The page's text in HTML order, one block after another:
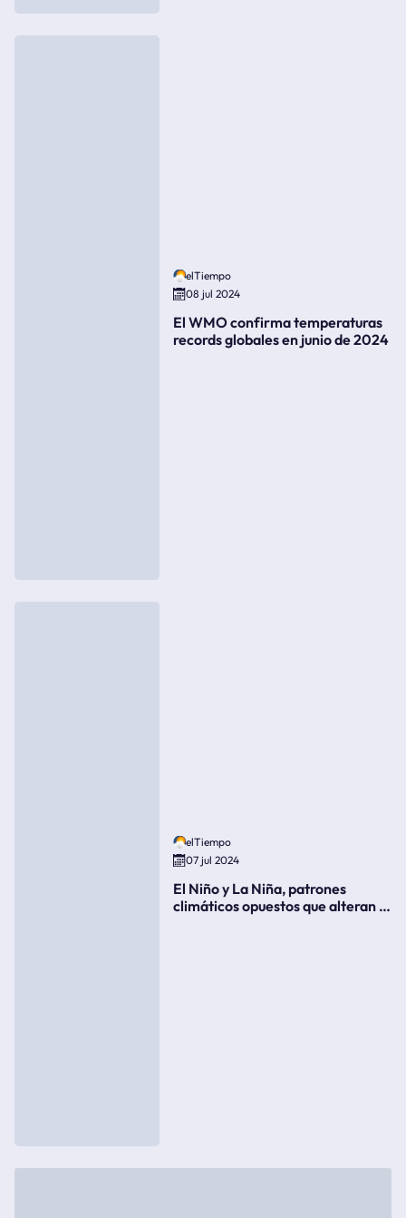
elTiempo
08 jul 2024
El WMO confirma temperaturas
records globales en junio de 2024
elTiempo
07 jul 2024
El Niño y La Niña, patrones
climáticos opuestos que alteran la